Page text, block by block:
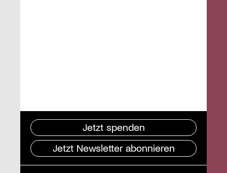
Jetzt spenden
Jetzt Newsletter abonnieren